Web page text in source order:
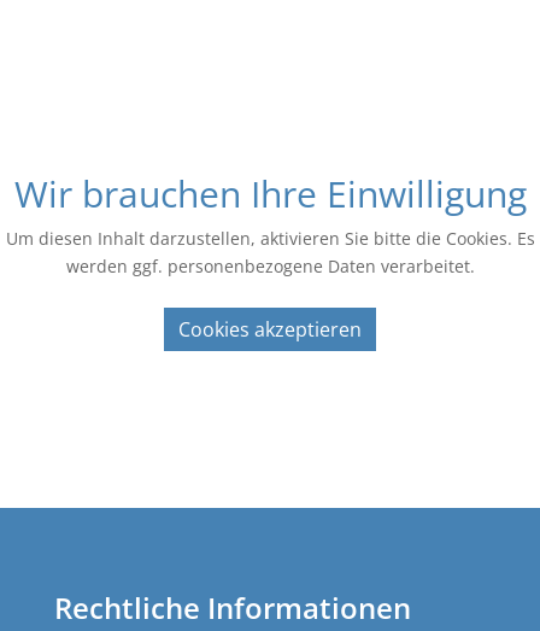
Wir brauchen Ihre Einwilligung
Um diesen Inhalt darzustellen, aktivieren Sie bitte die Cookies. Es
werden ggf. personenbezogene Daten verarbeitet.
Cookies akzeptieren
Rechtliche Informationen